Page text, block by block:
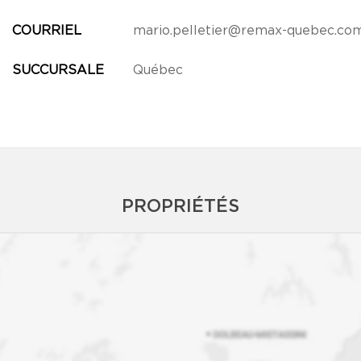
COURRIEL mario.pelletier@remax-
SUCCURSALE Québec
PROPRIÉTÉS